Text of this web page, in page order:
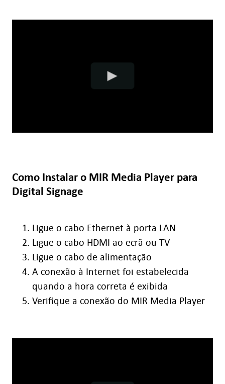
Como Instalar o MIR Media Player para
Digital Signage
Ligue o cabo Ethernet à porta LAN
Ligue o cabo HDMI ao ecrã ou TV
Ligue o cabo de alimentação
A conexão à Internet foi estabelecida
quando a hora correta é exibida
Verifique a conexão do MIR Media Player